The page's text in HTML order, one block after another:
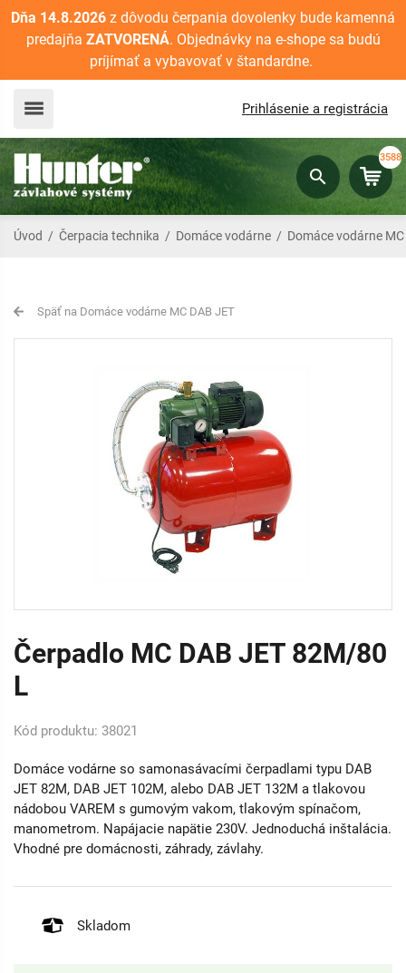
Dňa 14.8.2026 z dôvodu čerpania dovolenky bude kamenná
predajňa ZATVORENÁ. Objednávky na e-shope sa budú
príjímať a vybavovať v štandardne.
Prihlásenie a registrácia
3588
Úvod / Čerpacia technika / Domáce vodárne / Domáce vodárne MC
Späť na Domáce vodárne MC DAB JET
Čerpadlo MC DAB JET 82M/80
L
Kód produktu: 38021
Domáce vodárne so samonasávacími čerpadlami typu DAB
JET 82M, DAB JET 102M, alebo DAB JET 132M a tlakovou
nádobou VAREM s gumovým vakom, tlakovým spínačom,
manometrom. Napájacie napätie 230V. Jednoduchá inštalácia.
Vhodné pre domácnosti, záhrady, závlahy.
Skladom